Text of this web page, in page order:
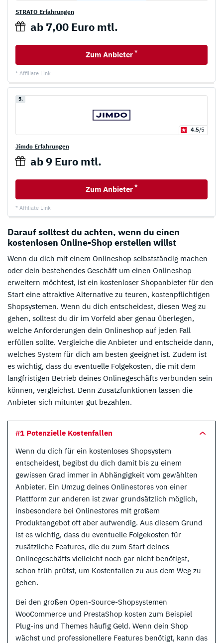
STRATO Erfahrungen
ab 7,00 Euro mtl.
Zum Anbieter *
* Affiliate Link
5.
4.5/5
Jimdo Erfahrungen
ab 9 Euro mtl.
Zum Anbieter *
* Affiliate Link
Darauf solltest du achten, wenn du einen
kostenlosen Online-Shop erstellen willst
Wenn du dich mit einem Onlineshop selbstständig machen
oder dein bestehendes Geschäft um einen Onlineshop
erweitern möchtest, ist ein kostenloser Shopanbieter für den
Start eine attraktive Alternative zu teuren, kostenpflichtigen
Shopsystemen. Wenn du dich entscheidest, diesen Weg zu
gehen, solltest du dir im Vorfeld aber genau überlegen,
welche Anforderungen dein Onlineshop auf jeden Fall
erfüllen sollte. Vergleiche die Anbieter und entscheide dann,
welches System für dich am besten geeignet ist. Zudem ist
es wichtig, dass du eventuelle Folgekosten, die mit dem
langfristigen Betrieb deines Onlinegeschäfts verbunden sein
können, vergleichst. Denn Zusatzfunktionen lassen die
Anbieter sich mitunter gut bezahlen.
#1 Potenzielle Kostenfallen
Wenn du dich für ein kostenloses Shopsystem
entscheidest, begibst du dich damit bis zu einem
gewissen Grad immer in Abhängigkeit vom gewählten
Anbieter. Ein Umzug deines Onlinestores von einer
Plattform zur anderen ist zwar grundsätzlich möglich,
insbesondere bei Onlinestores mit großem
Produktangebot oft aber aufwendig. Aus diesem Grund
ist es wichtig, dass du eventuelle Folgekosten für
zusätzliche Features, die du zum Start deines
Onlinegeschäfts vielleicht noch gar nicht benötigst,
schon früh prüfst, um Kostenfallen zu aus dem Weg zu
gehen.
Bei den großen Open-Source-Shopsystemen
WooCommerce und PrestaShop kosten zum Beispiel
Plug-ins und Themes häufig Geld. Wenn dein Shop
wächst und professionellere Features benötigt, kann das